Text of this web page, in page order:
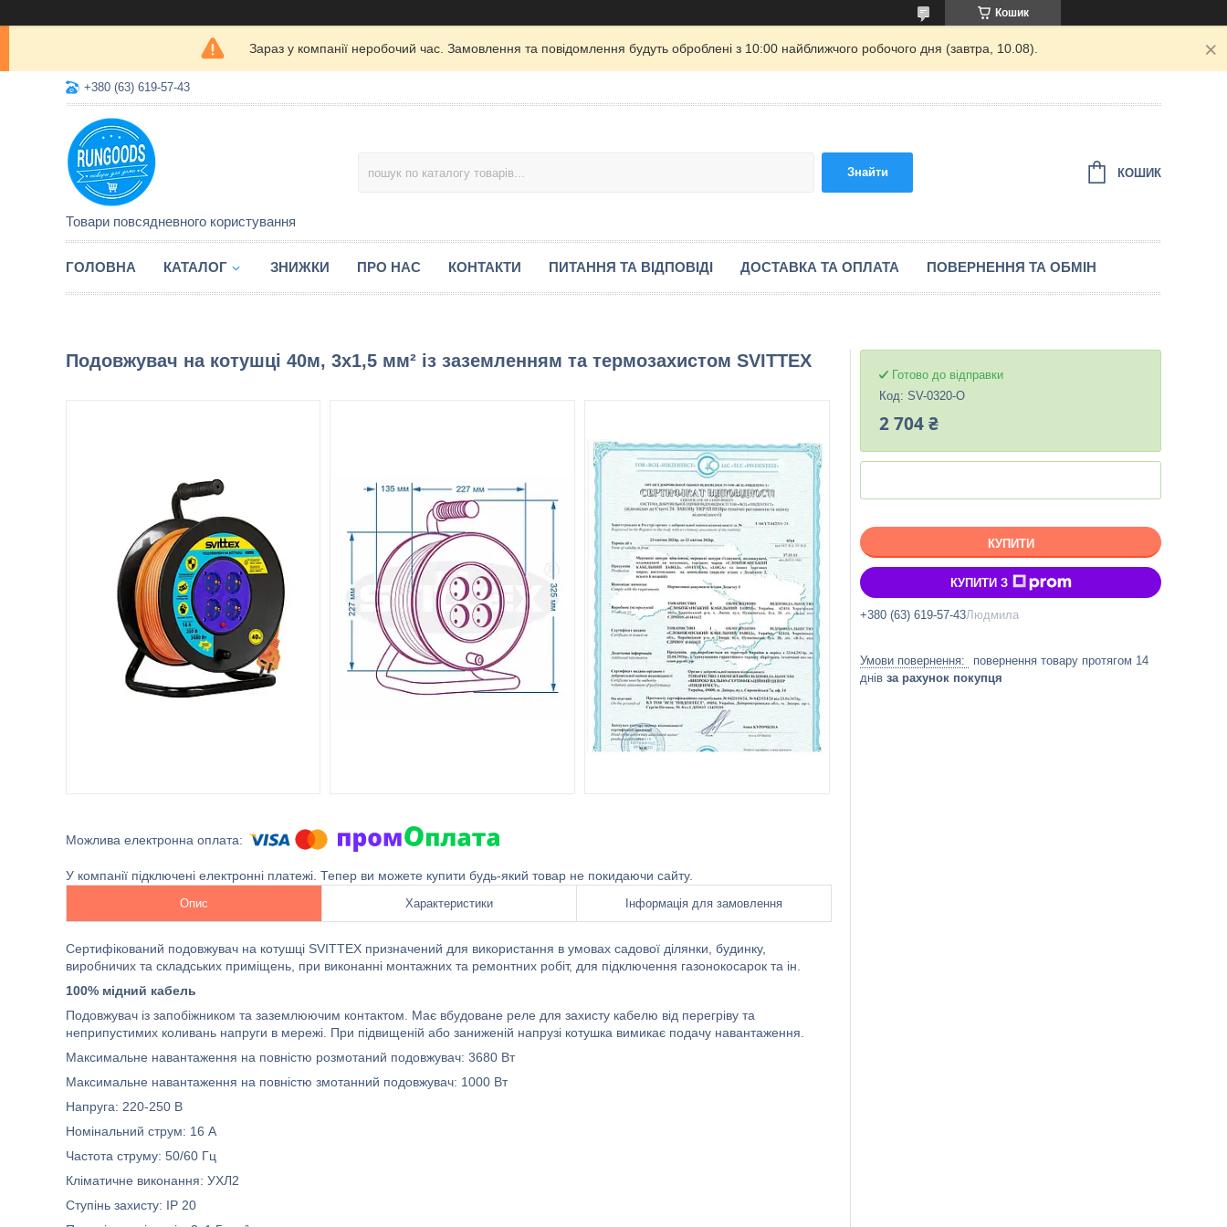
Кошик
Зараз у компанії неробочий час. Замовлення та повідомлення будуть оброблені з 10:00 найближчого робочого дня (завтра, 10.08).
+380 (63) 619-57-43
Товари повсядневного користування
Знайти КОШИК
ГОЛОВНА КАТАЛОГ ЗНИЖКИ ПРО НАС КОНТАКТИ ПИТАННЯ ТА ВІДПОВІДІ ДОСТАВКА ТА ОПЛАТА ПОВЕРНЕННЯ ТА ОБМІН
Подовжувач на котушці 40м, 3х1,5 мм² із заземленням та термозахистом SVITTEX
У компанії підключені електронні платежі. Тепер ви можете купити будь-який товар не покидаючи сайту.
Опис Характеристики Інформація для замовлення
Сертифікований подовжувач на котушці SVITTEX призначений для використання в умовах садової ділянки, будинку,
виробничих та складських приміщень, при виконанні монтажних та ремонтних робіт, для підключення газонокосарок та ін.
100% мідний кабель
Подовжувач із запобіжником та заземлюючим контактом. Має вбудоване реле для захисту кабелю від перегріву та
неприпустимих коливань напруги в мережі. При підвищеній або заниженій напрузі котушка вимикає подачу навантаження.
Максимальне навантаження на повністю розмотаний подовжувач: 3680 Вт
Максимальне навантаження на повністю змотанний подовжувач: 1000 Вт
Напруга: 220-250 В
Номінальний струм: 16 А
Частота струму: 50/60 Гц
Кліматичне виконання: УХЛ2
Ступінь захисту: IP 20
Готово до відправки
Код: SV-0320-О
2 704 ₴
КУПИТИ
КУПИТИ З
+380 (63) 619-57-43Людмила
повернення товару протягом 14
днів за рахунок покупця